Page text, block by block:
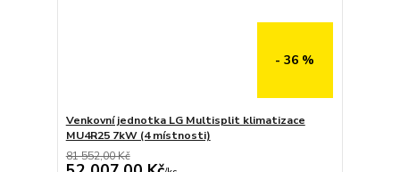
- 36 %
Venkovní jednotka LG Multisplit klimatizace
MU4R25 7kW (4 místnosti)
81 552,00 Kč